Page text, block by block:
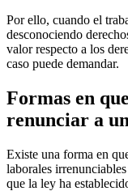
Por ello, cuando el
desconociendo
valor respecto a los
caso puede demandar.
Formas en
renunciar a
Existe una forma en
laborales
que la ley ha